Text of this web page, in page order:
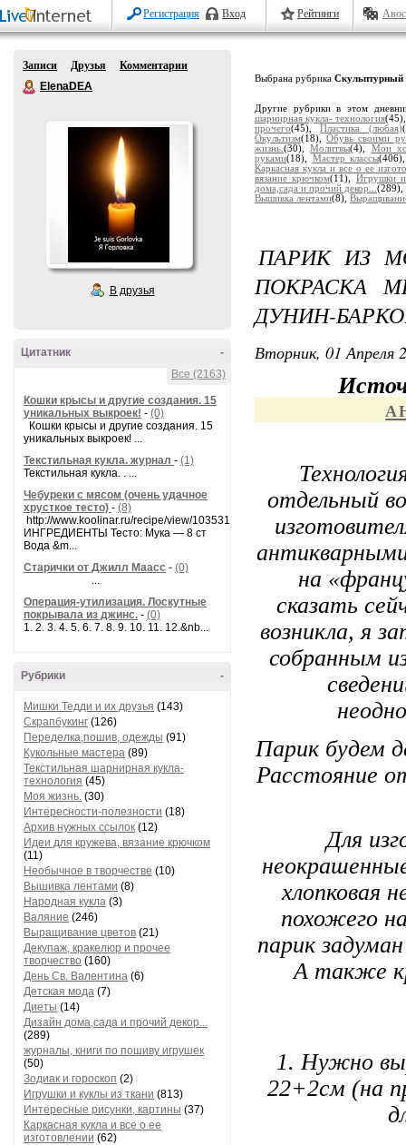
Регистрация Вход Рейтинги
Записи Друзья
Комментарии
ElenaDEA
В друзья
-
Цитатник
Все (2163)
Кошки крысы и другие создания. 15
уникальных выкроек! - (0)
Кошки крысы и другие создания. 15
уникальных выкроек! ...
Текстильная кукла. журнал - (1)
Текстильная кукла. . ...
Чебуреки с мясом (очень удачное
хрусткое тесто) - (8)
http://www.koolinar.ru/recipe/view/103531
ИНГРЕДИЕНТЫ Тесто: Мука — 8 ст
Вода &m...
Старички от Джилл Маасс - (0)
...
Операция-утилизация. Лоскутные
покрывала из джинс. - (0)
1. 2. 3. 4. 5. 6. 7. 8. 9. 10. 11. 12.&nb...
-
Рубрики
Мишки Тедди и их друзья (143)
Скрапбукинг (126)
Переделка,пошив, одежды (91)
Кукольные мастера (89)
Текстильная шарнирная кукла-
технология (45)
Моя жизнь. (30)
Интересности-полезности (18)
Архив нужных ссылок (12)
Идеи для кружева, вязание крючком
(11)
Необычное в творчестве (10)
Вышивка лентами (8)
Народная кукла (3)
Валяние (246)
Выращивание цветов (21)
Декупаж, кракелюр и прочее
творчество (160)
День Св. Валентина (6)
Детская мода (7)
Диеты (14)
Дизайн дома,сада и прочий декор...
(289)
журналы, книги по пошиву игрушек
(50)
Зодиак и гороскоп (2)
Игрушки и куклы из ткани (813)
Интересные рисунки, картины (37)
Каркасная кукла и все о ее
изготовлении (62)
Выбрана рубрика Скульптурный
Другие рубрики в этом
шарнирная кукла- технология
прочего(45),Пластика (любая)
Окультизм(18),Обувь своими
жизнь. (30),Молитвы(4), Мои
руками(18), Мастер классы
Каркасная кукла и все о ее
вязание крючком(11), Игрушки
дома,сада и прочий декор... (289),
Вышивка лентами(8),
ПАРИК ИЗ
ПОКРАСКА
ДУНИН-
Вторник, 01 Апреля
отдельный
на
сказать
возникла, я
собранным
Парик будем
Расстояние
Для
хлопковая
похожего
парик
А также
1. Нужно
22+2см (на